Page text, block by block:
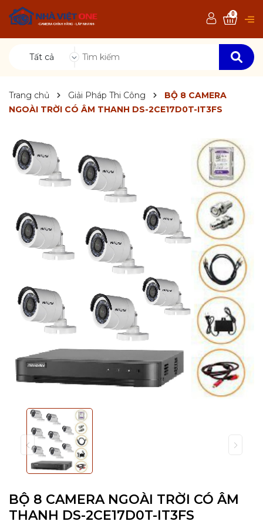
Tất cả
0
Trang chủ Giải Pháp Thi Công
BỘ 8 CAMERA
NGOÀI TRỜI CÓ ÂM THANH DS-2CE17D0T-IT3FS
BỘ 8 CAMERA NGOÀI TRỜI CÓ ÂM
THANH DS-2CE17D0T-IT3FS